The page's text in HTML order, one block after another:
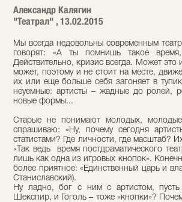
Александр Калягин
"Театрал" , 13.02.2015
Мы всегда недовольны современным
говорят: «А ты помнишь такое
Действительно, кризис всегда. Может это
может, поэтому и не стоит на месте,
их или еще больше себя загоняет в
неуемные: артисты – жадные до ролей,
новые формы...
Старые не понимают молодых,
спрашиваю: «Ну, почему сегодня
статистами? Где личности, где масштаб?
«Так ведь время постдраматического
лишь как одна из игровых кнопок».
более приятное: «Единственный царь и
Станиславский).
Ну ладно, бог с ним с артистом,
Шекспир, и Гоголь – тоже «кнопки»?